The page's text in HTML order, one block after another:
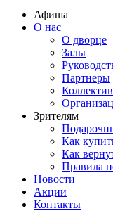
Афиша
О нас
О дворце
Залы
Партнеры
Зрителям
Как
Как
Правила
Новости
Акции
Контакты